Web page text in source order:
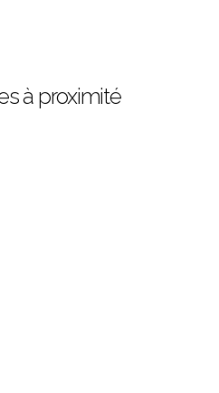
à proximité